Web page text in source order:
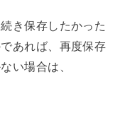
き保存したかった
あれば、再度保存
い場合は、